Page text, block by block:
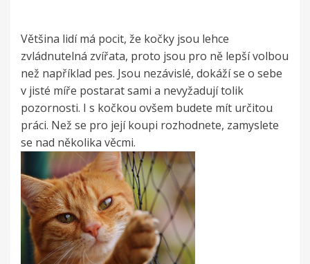
Většina lidí má pocit, že kočky jsou lehce
zvládnutelná zvířata, proto jsou pro ně lepší volbou
než například pes. Jsou nezávislé, dokáží se o sebe
v jisté míře postarat sami a nevyžadují tolik
pozornosti. I s kočkou ovšem budete mít určitou
práci. Než se pro její koupi rozhodnete, zamyslete
se nad několika věcmi.